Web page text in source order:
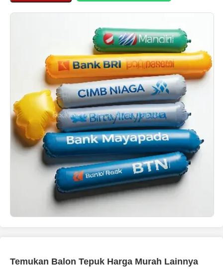
Temukan Balon Tepuk Harga Murah Lainnya